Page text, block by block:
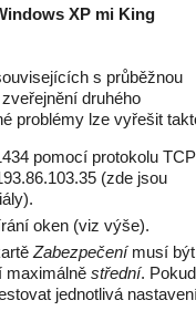
XP mi King
s průběžnou
druhého
problémy lze vyřešit
pomocí protokolu TCP
(zde jsou
oken (viz výše).
Zabezpečenímusí
maximálně střední.
jednotlivá